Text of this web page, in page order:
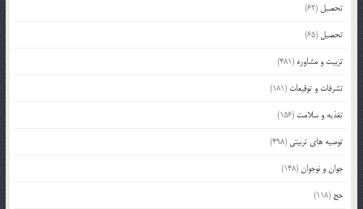
تحصیل (62)
تحصیل (65)
تربیت و مشاوره (481)
تشرفات و توقیعات (181)
تغذیه و سلامت (156)
توصیه های تربیتی (498)
جوان و نوجوان(148)
حج (118)